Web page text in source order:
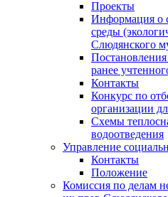
Проекты
Информация о
среды
Слюдянского
ранее
Контакты
Конкурс по
организации
Схемы
водоотведения
Управление
Контакты
Положение
Комиссия по делам